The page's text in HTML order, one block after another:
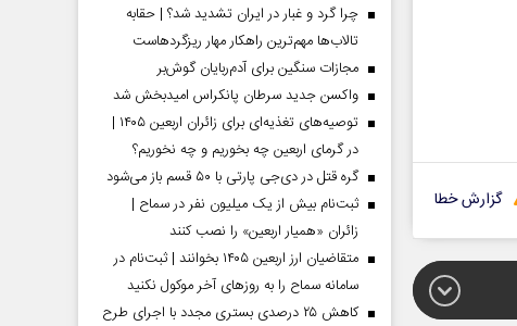
گزارش خطا
چرا گرد و غبار در ایران تشدید شد؟ | حقابه
تالاب‌ها مهم‌ترین راهکار مهار ریزگردهاست
مجازات سنگین برای آدم‌ربایان گوش‌بر
واکسن جدید سرطان پانکراس امیدبخش شد
توصیه‌های تغذیه‌ای برای زائران اربعین ۱۴۰۵ |
در گرمای اربعین چه بخوریم و چه نخوریم؟
گره قتل در دی‌جی پارتی با ۵۰ قسم باز می‌شود
ثبت‌نام بیش از یک میلیون نفر در سماح |
زائران «همیار اربعین» را نصب کنند
متقاضیان ارز اربعین ۱۴۰۵ بخوانند | ثبت‌نام در
سامانه سماح را به روز‌های آخر موکول نکنید
کاهش ۲۵ درصدی بستری مجدد با اجرای طرح